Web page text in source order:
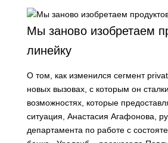
Мы заново изобретаем
линейку
О том, как изменился сегмент
новых вызовах, с которым он
возможностях, которые
ситуация, Анастасия Агафонова,
департамента по работе с